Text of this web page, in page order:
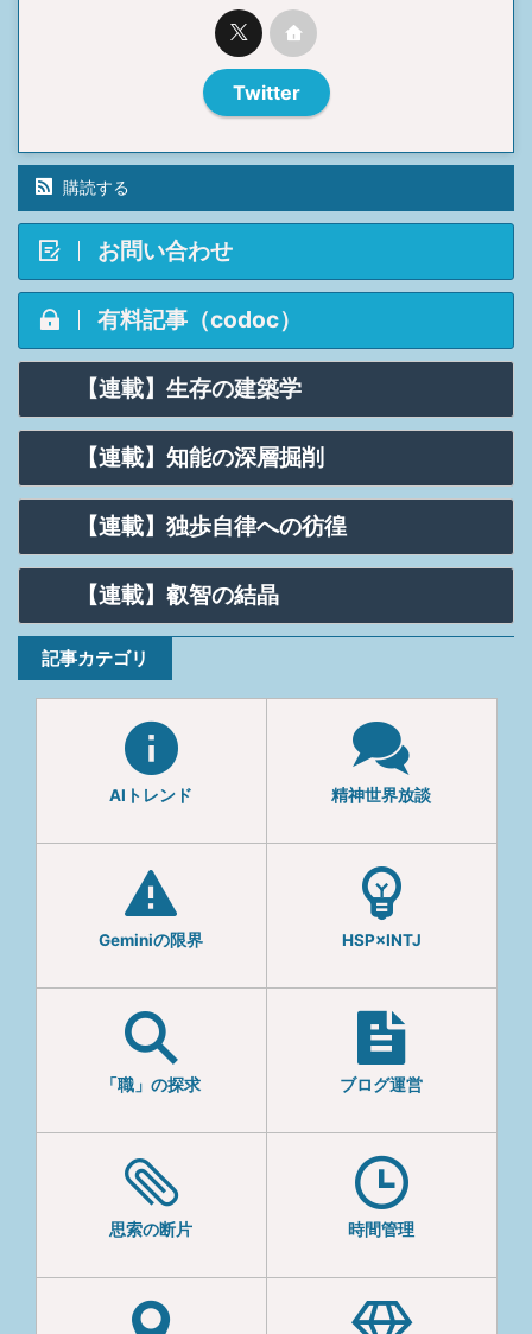
Twitter
購読する
お問い合わせ
有料記事（codoc）
【連載】生存の建築学
【連載】知能の深層掘削
【連載】独歩自律への彷徨
【連載】叡智の結晶
記事カテゴリ
AIトレンド 精神世界放談
Geminiの限界 HSP×INTJ
「職」の探求 ブログ運営
思索の断片 時間管理